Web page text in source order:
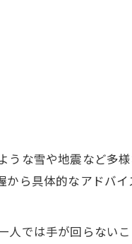
な雪や地震など多
ら具体的なアドバ
では手が回らない